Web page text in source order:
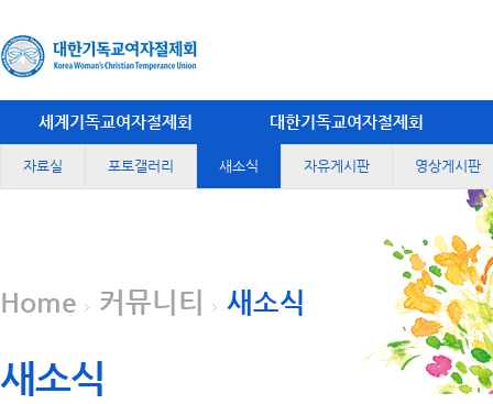
세계기독교여자절제회 대한기독교여자절제회
자료실 포토갤러리 새소식 자유게시판 영상게시판
Home 커뮤니티 새소식
새소식